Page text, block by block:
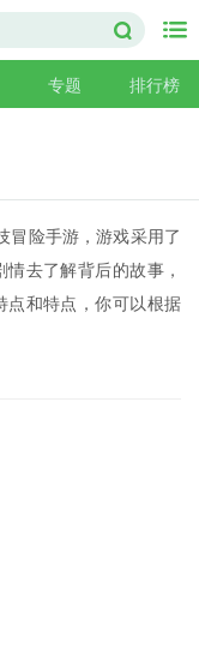
专题 排行榜
冒险手游，游戏采用了
去了解背后的故事，
点和特点，你可以根据